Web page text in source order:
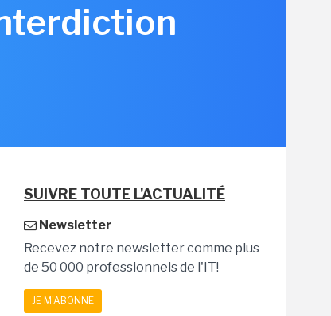
SUIVRE TOUTE L'ACTUALITÉ
Newsletter
Recevez notre newsletter comme plus
de 50 000 professionnels de l'IT!
JE M'ABONNE